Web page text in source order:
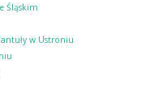
Śląskim
w Ustroniu